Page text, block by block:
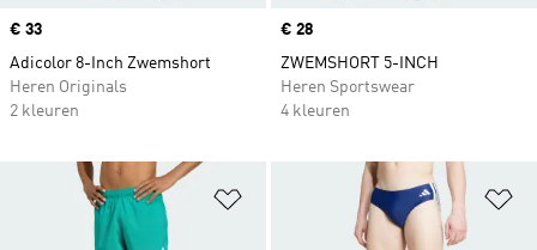
Price
€ 33
Adicolor 8-Inch Zwemshort
Heren Originals
2 kleuren
Price
€ 28
ZWEMSHORT 5-INCH
Heren Sportswear
4 kleuren
Op verlanglijst zetten